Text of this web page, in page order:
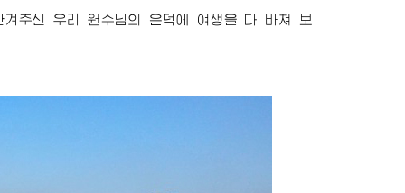
겨주신 우리 원수님 의 은덕에 여생을 다 바쳐 보